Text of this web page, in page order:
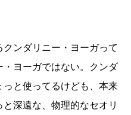
ンダリニー・ヨーガって
ヨーガではない。クンダ
っと使ってるけども、本来
深遠な、物理的なセオリ